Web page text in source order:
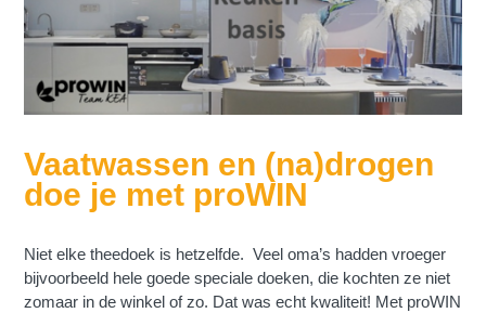
Vaatwassen en (na)drogen
doe je met proWIN
Niet elke theedoek is hetzelfde. Veel oma’s hadden vroeger
bijvoorbeeld hele goede speciale doeken, die kochten ze niet
zomaar in de winkel of zo. Dat was echt kwaliteit! Met proWIN